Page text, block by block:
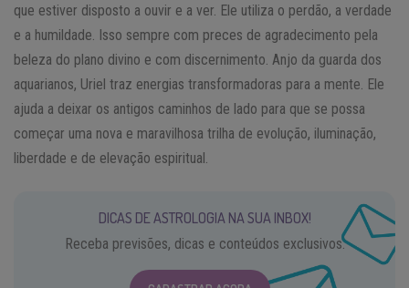
que estiver disposto a ouvir e a ver. Ele utiliza o perdão, a verdade
e a humildade. Isso sempre com preces de agradecimento pela
beleza do plano divino e com discernimento. Anjo da guarda dos
aquarianos, Uriel traz energias transformadoras para a mente. Ele
ajuda a deixar os antigos caminhos de lado para que se possa
começar uma nova e maravilhosa trilha de evolução, iluminação,
liberdade e de elevação espiritual.
DICAS DE ASTROLOGIA NA SUA INBOX!
Receba previsões, dicas e conteúdos exclusivos.